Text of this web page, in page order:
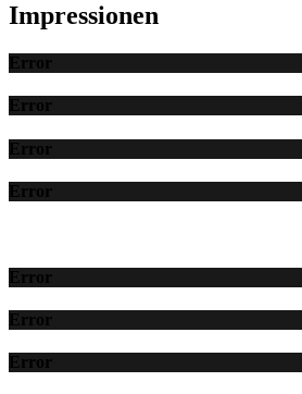
Impressionen
Error
Error
Error
Error
Error
Error
Error